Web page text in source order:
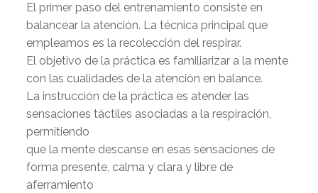
El primer paso del entrenamiento consiste en
balancear la atención. La técnica principal que
empleamos es la recolección del respirar.
El objetivo de la práctica es familiarizar a la mente
con las cualidades de la atención en balance.
La instrucción de la práctica es atender las
sensaciones táctiles asociadas a la respiración,
permitiendo
que la mente descanse en esas sensaciones de
forma presente, calma y clara y libre de
aferramiento